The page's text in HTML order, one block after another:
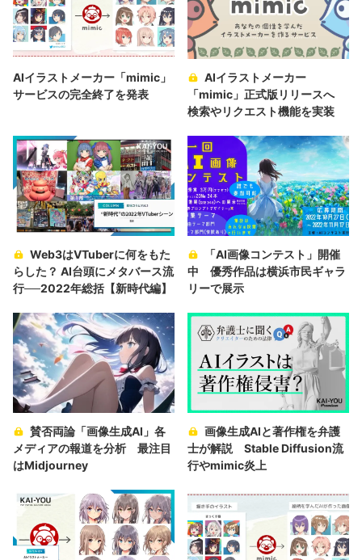
AIイラストメーカー「mimic」
サービスの完全終了を発表
AIイラストメーカー
「mimic」正式版リリースへ
検索やリクエスト機能を実装
Web3はVTuberに何をもた
らした？ AI台頭にメタバース流
行──2022年総括【新時代編】
「AI画像コンテスト」開催
中 優秀作品は横浜市民ギャラ
リーで展示
賛否両論「画像生成AI」各
メディアの報道を分析 最注目
はMidjourney
画像生成AIと著作権を弁護
士が解説 Stable Diffusion流
行やmimic炎上